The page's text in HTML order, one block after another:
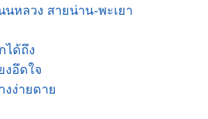
หลวง สายน่าน-พะเยา
ได้ถึง
งอึดใจ
ง่ายดาย